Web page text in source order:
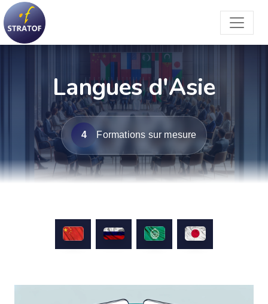
Langues d'Asie
4 Formations sur mesure